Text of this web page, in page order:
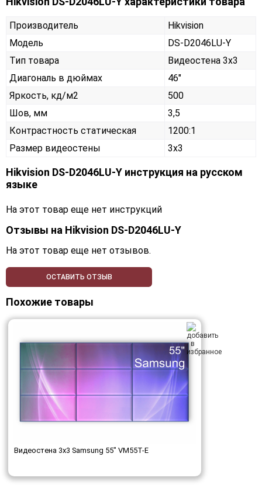
Производитель
Hikvision
Модель
DS-D2046LU-Y
Тип товара
Видеостена 3х3
Диагональ в дюймах
46"
Яркость, кд/м2
500
Шов, мм
3,5
Контрастность статическая
1200:1
Размер видеостены
3x3
Hikvision DS-D2046LU-Y инструкция на русском
языке
На этот товар еще нет инструкций
Отзывы на Hikvision DS-D2046LU-Y
На этот товар еще нет отзывов.
ОСТАВИТЬ ОТЗЫВ
Похожие товары
Видеостена 3x3 Samsung 55" VM55T-E